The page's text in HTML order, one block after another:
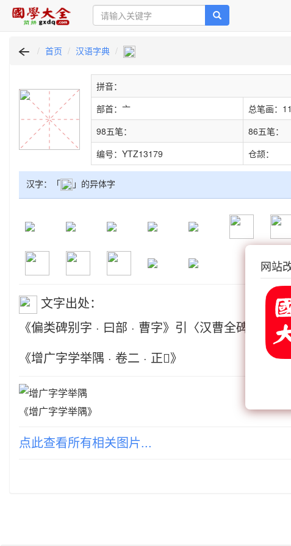
首页 汉语字典
拼音：
部首：亠
总笔画：11
98五笔：
86五笔：
编号：YTZ13179
仓颉：
汉字：「 」的异体字
文字出处：
《偏类碑别字 · 曰部 · 曹字》引〈汉曹全碑〉
《增广字学举隅 · 卷二 · 正》
《增广字学举隅》
点此查看所有相关图片...
网站